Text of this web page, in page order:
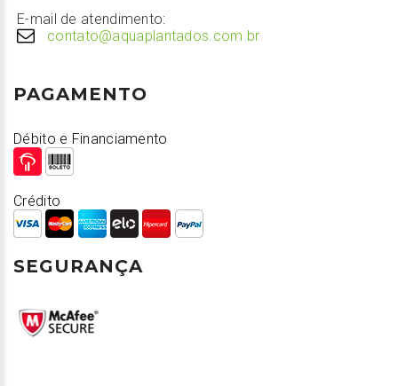
E-mail de atendimento:
contato@aquaplantados.com.br
PAGAMENTO
Débito e Financiamento
Crédito
SEGURANÇA